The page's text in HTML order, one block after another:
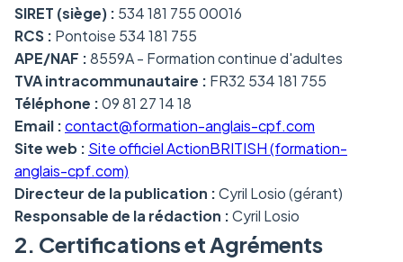
SIRET (siège) : 534 181 755 00016
RCS : Pontoise 534 181 755
APE/NAF :8559A - Formation continue d'adultes
TVA intracommunautaire : FR32 534 181 755
Téléphone :09 81 27 14 18
Email :contact@formation-anglais-cpf.com
Site web : Site officiel ActionBRITISH (formation-
anglais-cpf.com)
Directeur de la publication :Cyril Losio (gérant)
Responsable de la rédaction :Cyril Losio
2. Certifications et Agréments